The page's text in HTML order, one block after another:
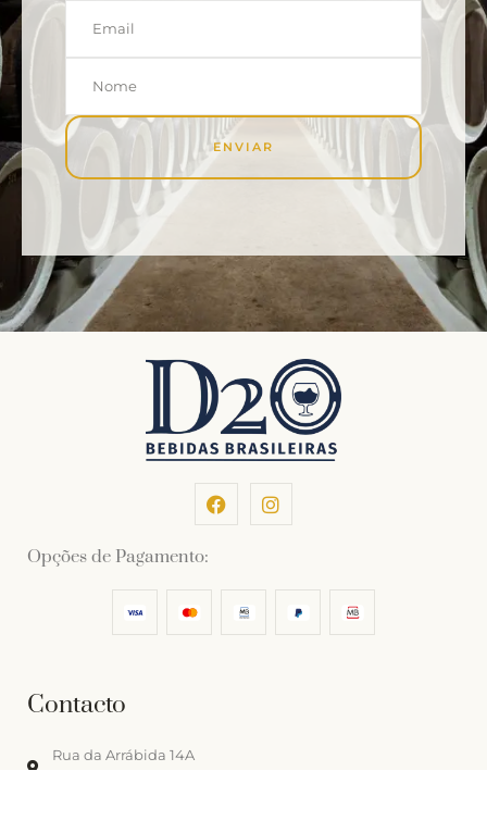
ENVIAR
Opções de Pagamento:
Contacto
Rua da Arrábida 14A